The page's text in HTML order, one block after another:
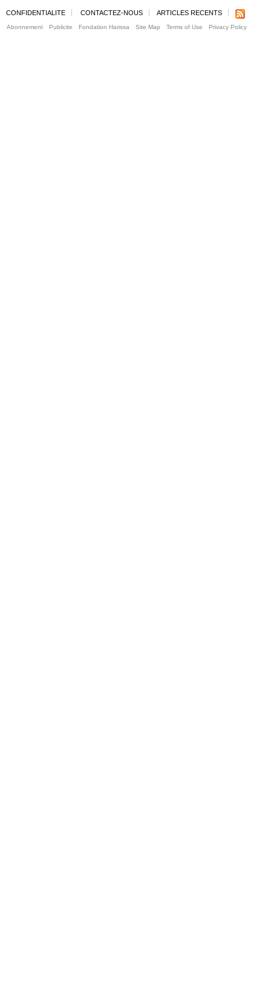
CONFIDENTIALITE CONTACTEZ-NOUS ARTICLES RECENTS
Abonnement Publicite Fondation Harissa Site Map Terms of Use Privacy Policy